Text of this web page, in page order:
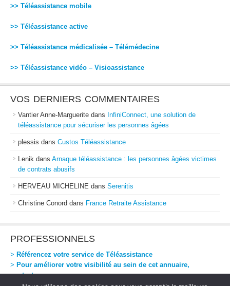
>> Téléassistance mobile
>> Téléassistance active
>> Téléassistance médicalisée – Télémédecine
>> Téléassistance vidéo – Visioassistance
VOS DERNIERS COMMENTAIRES
Vantier Anne-Marguerite dans InfiniConnect, une solution de
téléassistance pour sécuriser les personnes âgées
plessis dans Custos Téléassistance
Lenik dans Arnaque téléassistance : les personnes âgées victimes
de contrats abusifs
HERVEAU MICHELINE dans Serenitis
Christine Conord dans France Retraite Assistance
PROFESSIONNELS
> Référencez votre service de Téléassistance
> Pour améliorer votre visibilité au sein de cet annuaire,
contactez-nous